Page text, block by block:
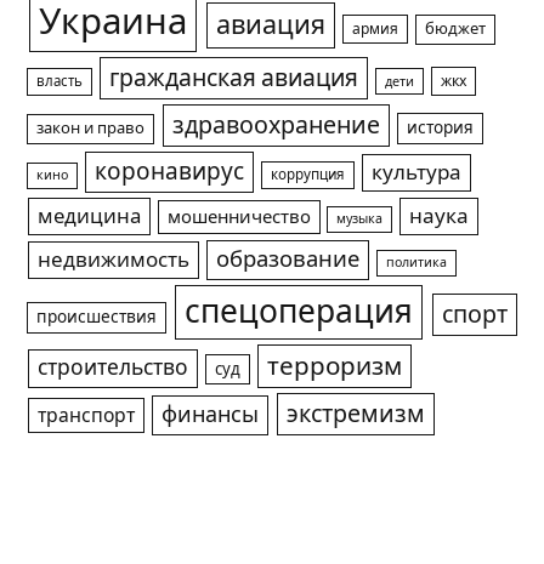
Украина авиация армия бюджет
власть гражданская авиация дети жкх
закон и право здравоохранение история
кино коронавирус коррупция
культура
медицина
мошенничество музыка
наука
недвижимость
образование политика
происшествия спецоперация спорт
строительство суд терроризм
транспорт финансы экстремизм